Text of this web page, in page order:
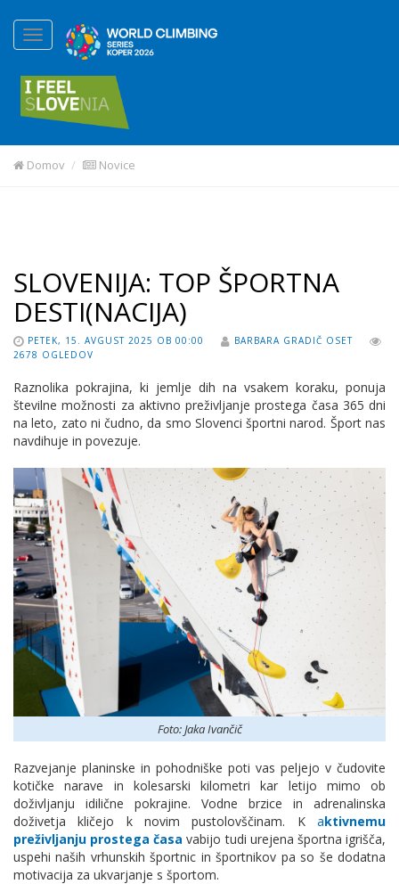
Domov Novice
SLOVENIJA: TOP ŠPORTNA
DESTI(NACIJA)
PETEK, 15. AVGUST 2025 OB 00:00
BARBARA GRADIČ OSET
2678 OGLEDOV
Raznolika pokrajina, ki jemlje dih na vsakem koraku, ponuja
številne možnosti za aktivno preživljanje prostega časa 365 dni
na leto, zato ni čudno, da smo Slovenci športni narod. Šport nas
navdihuje in povezuje.
Foto: Jaka Ivančič
Razvejanje planinske in pohodniške poti vas peljejo v čudovite
kotičke narave in kolesarski kilometri kar letijo mimo ob
doživljanju idilične pokrajine. Vodne brzice in adrenalinska
doživetja kličejo k novim pustolovščinam. K aktivnemu
preživljanju prostega časa vabijo tudi urejena športna igrišča,
uspehi naših vrhunskih športnic in športnikov pa so še dodatna
motivacija za ukvarjanje s športom.